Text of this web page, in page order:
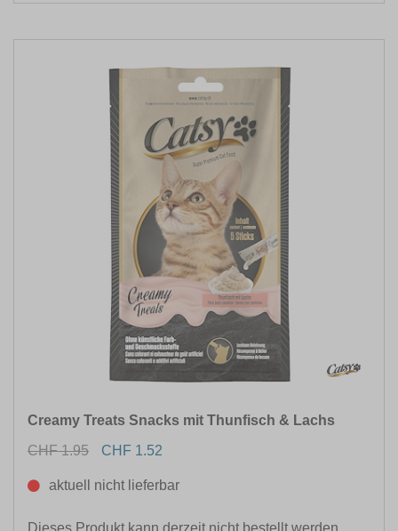
Creamy Treats Snacks mit Thunfisch & Lachs
CHF 1.95
CHF 1.52
aktuell nicht lieferbar
Dieses Produkt kann derzeit nicht bestellt werden.